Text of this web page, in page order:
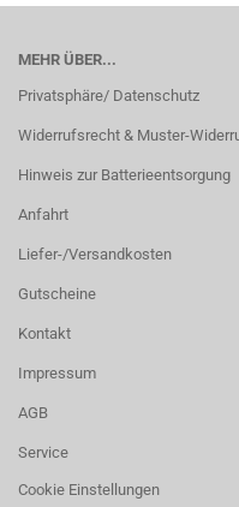
MEHR ÜBER...
Privatsphäre/ Datenschutz
Widerrufsrecht & Muster-
Hinweis zur Batterieentsorgung
Anfahrt
Liefer-/Versandkosten
Gutscheine
Kontakt
Impressum
AGB
Service
Cookie Einstellungen